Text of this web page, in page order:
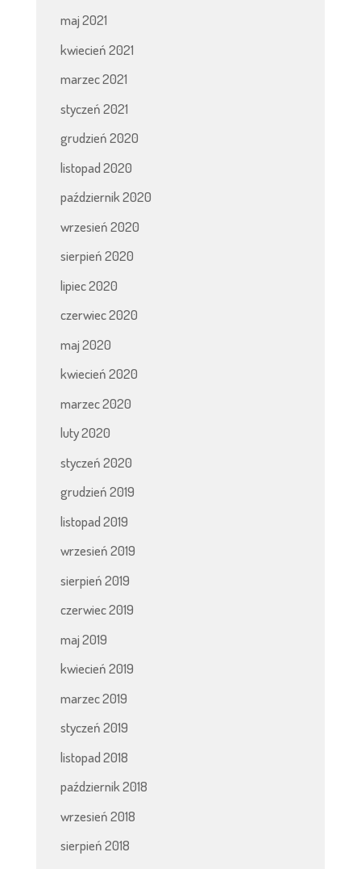
maj 2021
kwiecień 2021
marzec 2021
styczeń 2021
grudzień 2020
listopad 2020
październik 2020
wrzesień 2020
sierpień 2020
lipiec 2020
czerwiec 2020
maj 2020
kwiecień 2020
marzec 2020
luty 2020
styczeń 2020
grudzień 2019
listopad 2019
wrzesień 2019
sierpień 2019
czerwiec 2019
maj 2019
kwiecień 2019
marzec 2019
styczeń 2019
listopad 2018
październik 2018
wrzesień 2018
sierpień 2018